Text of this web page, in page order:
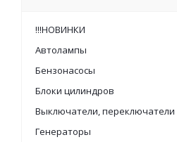
!!!НОВИНКИ
Автолампы
Бензонасосы
Блоки цилиндров
Выключатели, переключатели
Генераторы